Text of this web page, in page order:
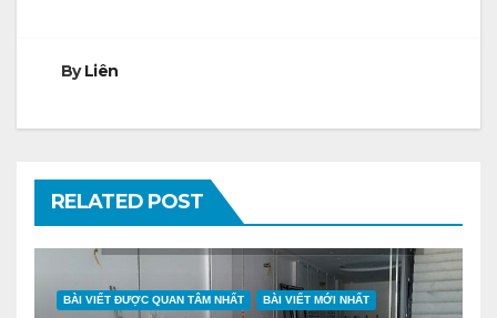
ByLiên
RELATED POST
BÀI VIẾT ĐƯỢC QUAN TÂM NHẤT BÀI VIẾT MỚI NHẤT